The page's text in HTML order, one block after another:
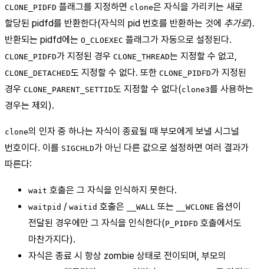
CLONE_PIDFD 플래그를 지정하면 clone은 자식을 가리키는 새로
할당된 pidfd를 반환한다(자식의 pid 번호를 반환하는 것에 추가로).
반환되는 pidfd에는 O_CLOEXEC 플래그가 자동으로 설정된다.
CLONE_PIDFD가 지정된 경우 CLONE_THREAD는 지정할 수 없고,
CLONE_DETACHED 도 지정할 수 없다. 또한 CLONE_PIDFD가 지정된
경우 CLONE_PARENT_SETTID 도 지정할 수 없다(clone3를 사용하는
경우는 제외).
clone의 인자 중 하나는 자식이 종료될 때 부모에게 보낼 시그널
번호이다. 이를 SIGCHLD가 아닌 다른 값으로 설정하면 여러 결과가
따른다:
wait 호출은 그 자식을 인식하지 못한다.
waitpid / waitid 호출은 __WALL 또는 __WCLONE 옵션이
전달된 경우에만 그 자식을 인식한다(P_PIDFD 호출에서도
마찬가지다).
자식은 종료 시 항상 zombie 상태로 전이되며, 부모의